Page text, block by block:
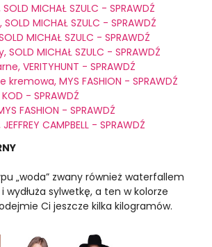
MICHAŁ SZULC - SPRAWDŹ
MICHAŁ SZULC - SPRAWDŹ
MICHAŁ SZULC - SPRAWDŹ
MICHAŁ SZULC - SPRAWDŹ
VERITYHUNT - SPRAWDŹ
MYS FASHION - SPRAWDŹ
- SPRAWDŹ
FASHION - SPRAWDŹ
CAMPBELL - SPRAWDŹ
„woda” zwany również waterfallem
wydłuża sylwetkę, a ten w kolorze
Ci jeszcze kilka kilogramów.